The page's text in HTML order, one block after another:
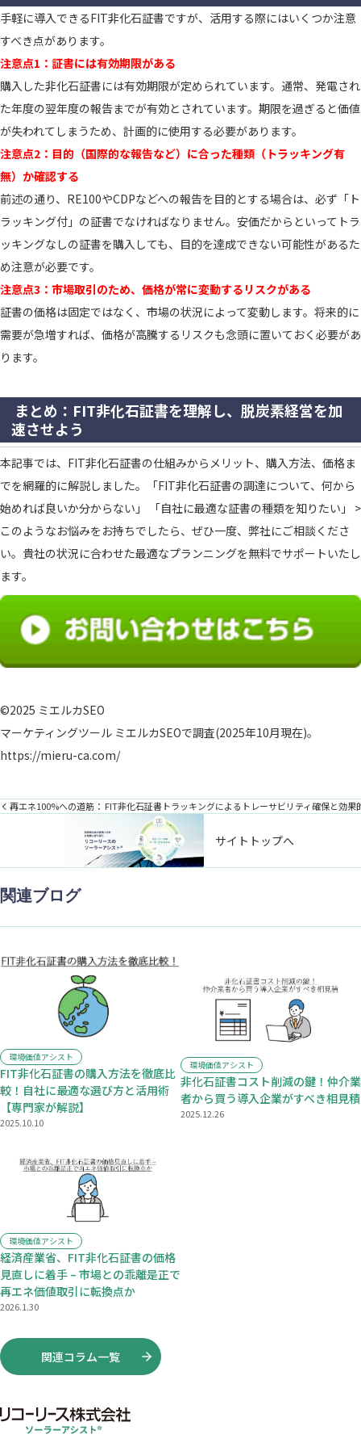
手軽に導入できるFIT非化石証書ですが、活用する際にはいくつか注意
すべき点があります。
注意点1：証書には有効期限がある
購入した非化石証書には有効期限が定められています。通常、発電され
た年度の翌年度の報告までが有効とされています。期限を過ぎると価値
が失われてしまうため、計画的に使用する必要があります。
注意点2：目的（国際的な報告など）に合った種類（トラッキング有
無）か確認する
前述の通り、RE100やCDPなどへの報告を目的とする場合は、必ず「ト
ラッキング付」の証書でなければなりません。安価だからといってトラ
ッキングなしの証書を購入しても、目的を達成できない可能性があるた
め注意が必要です。
注意点3：市場取引のため、価格が常に変動するリスクがある
証書の価格は固定ではなく、市場の状況によって変動します。将来的に
需要が急増すれば、価格が高騰するリスクも念頭に置いておく必要があ
ります。
まとめ：FIT非化石証書を理解し、脱炭素経営を加
速させよう
本記事では、FIT非化石証書の仕組みからメリット、購入方法、価格ま
でを網羅的に解説しました。「FIT非化石証書の調達について、何から
始めれば良いか分からない」 「自社に最適な証書の種類を知りたい」 >
このようなお悩みをお持ちでしたら、ぜひ一度、弊社にご相談くださ
い。貴社の状況に合わせた最適なプランニングを無料でサポートいたし
ます。
©2025 ミエルカSEO
マーケティングツール ミエルカSEOで調査(2025年10月現在)。
https://mieru-ca.com/​
再エネ100%への道筋： FIT非化石証書トラッキングによるトレーサビリティ確保と効果
サイトトップへ
関連ブログ
環境価値アシスト
FIT非化石証書の購入方法を徹底比
較！自社に最適な選び方と活用術
【専門家が解説】
2025.10.10
環境価値アシスト
非化石証書コスト削減の鍵！仲介業
者から買う導入企業がすべき相見積
2025.12.26
環境価値アシスト
経済産業省、FIT非化石証書の価格
見直しに着手 – 市場との乖離是正で
再エネ価値取引に転換点か
2026.1.30
関連コラム一覧